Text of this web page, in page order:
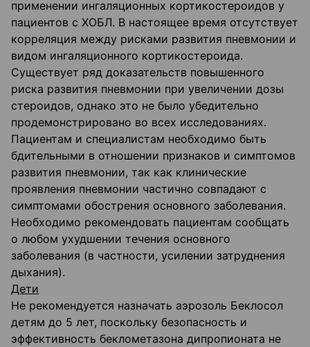
применении ингаляционных кортикостероидов у
пациентов с ХОБЛ. В настоящее время отсутствует
корреляция между рисками развития пневмонии и
видом ингаляционного кортикостероида.
Существует ряд доказательств повышенного
риска развития пневмонии при увеличении дозы
стероидов, однако это не было убедительно
продемонстрировано во всех исследованиях.
Пациентам и специалистам необходимо быть
бдительными в отношении признаков и симптомов
развития пневмонии, так как клинические
проявления пневмонии частично совпадают с
симптомами обострения основного заболевания.
Необходимо рекомендовать пациентам сообщать
о любом ухудшении течения основного
заболевания (в частности, усилении затруднения
дыхания).
Дети
Не рекомендуется назначать аэрозоль Беклосол
детям до 5 лет, поскольку безопасность и
эффективность беклометазона дипропионата не